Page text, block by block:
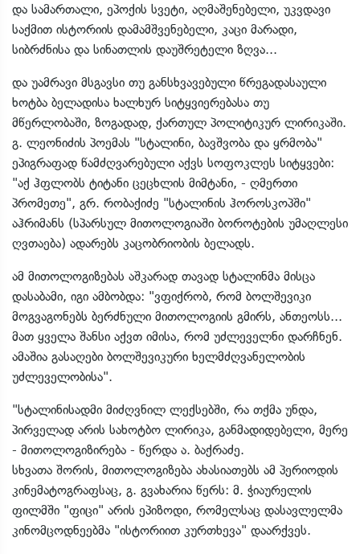
და სამართალი, ეპოქის სვეტი, აღმაშენებელი, უკვდავი
საქმით ისტორიის დამამშვენებელი, კაცი მარადი,
სიბრძნისა და სინათლის დაუშრეტელი ზღვა...
და უამრავი მსგავსი თუ განსხვავებული წრეგადასაული
ხოტბა ბელადისა ხალხურ სიტყვიერებასა თუ
მწერლობაში, ზოგადად, ქართულ პოლიტიკურ ლირიკაში.
გ. ლეონიძის პოემას "სტალინი, ბავშვობა და ყრმობა"
ეპიგრაფად წამძღვარებული აქვს სოფოკლეს სიტყვები:
"აქ ჰფლობს ტიტანი ცეცხლის მიმტანი, - ღმერთი
პრომეთე", გრ. რობაქიძე "სტალინის ჰოროსკოპში"
აჰრიმანს (სპარსულ მითოლოგიაში ბოროტების უმაღლესი
ღვთაება) ადარებს კაცობრიობის ბელადს.
ამ მითოლოგიზებას აშკარად თავად სტალინმა მისცა
დასაბამი, იგი ამბობდა: "ვფიქრობ, რომ ბოლშევიკი
მოგვაგონებს ბერძნული მითოლოგიის გმირს, ანთეოსს...
მათ ყველა შანსი აქვთ იმისა, რომ უძლეველნი დარჩნენ.
ამაშია გასაღები ბოლშევიკური ხელმძღვანელობის
უძლეველობისა".
"სტალინისადმი მიძღვნილ ლექსებში, რა თქმა უნდა,
პირველად არის სახოტბო ლირიკა, განმადიდებელი, მერე
- მითოლოგიზირება - წერდა ა. ბაქრაძე.
სხვათა შორის, მითოლოგიზება ახასიათებს ამ პერიოდის
კინემატოგრაფსაც, გ. გვახარია წერს: მ. ჭიაურელის
ფილმში "ფიცი" არის ეპიზოდი, რომელსაც დასავლელმა
კინომცოდნეებმა "ისტორიით კურთხევა" დაარქვეს.